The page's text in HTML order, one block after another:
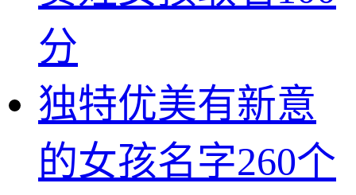
分
独特优美有新意
的女孩名字260个